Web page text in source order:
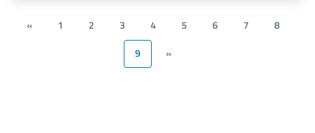
« 1 2 3 4 5 6 7
8
9
»